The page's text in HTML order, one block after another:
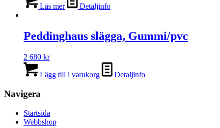
Läs mer Detaljinfo
Peddinghaus slägga, Gummi/pvc
2 680 kr
Lägg till i varukorg Detaljinfo
Navigera
Startsida
Webbshop